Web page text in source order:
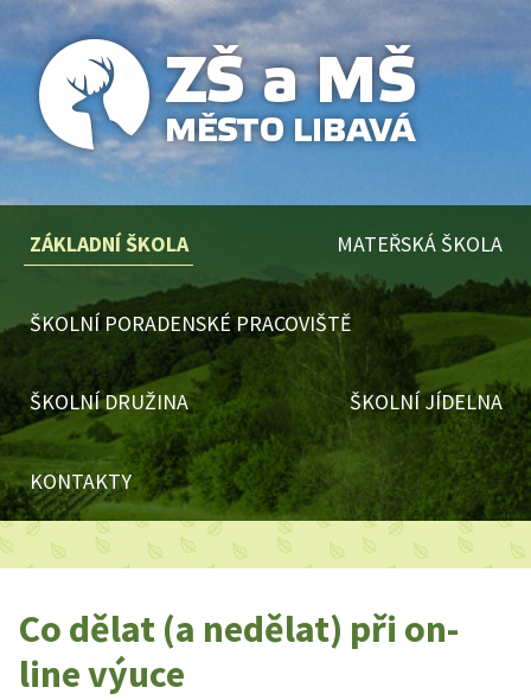
ZÁKLADNÍ ŠKOLA MATEŘSKÁ ŠKOLA
ŠKOLNÍ PORADENSKÉ PRACOVIŠTĚ
ŠKOLNÍ DRUŽINA ŠKOLNÍ JÍDELNA
KONTAKTY
Co dělat (a nedělat) při on-
line výuce